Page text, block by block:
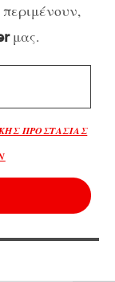
μας.
ΠΡΟΣΤΑΣΙΑΣ